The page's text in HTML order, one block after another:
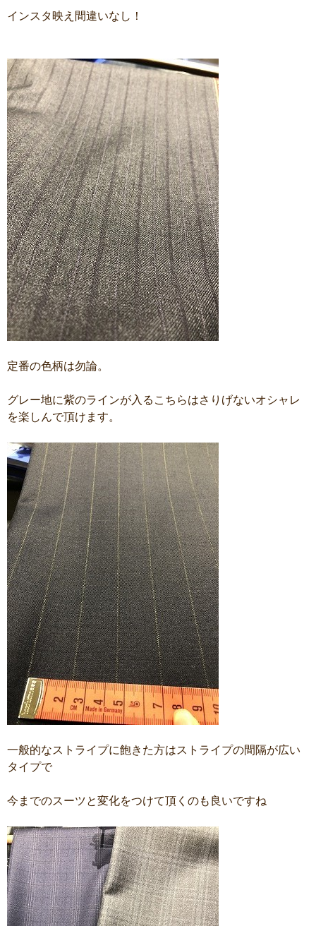
インスタ映え間違いなし！
定番の色柄は勿論。
グレー地に紫のラインが入るこちらはさりげないオシャレ
を楽しんで頂けます。
一般的なストライプに飽きた方はストライプの間隔が広い
タイプで
今までのスーツと変化をつけて頂くのも良いですね